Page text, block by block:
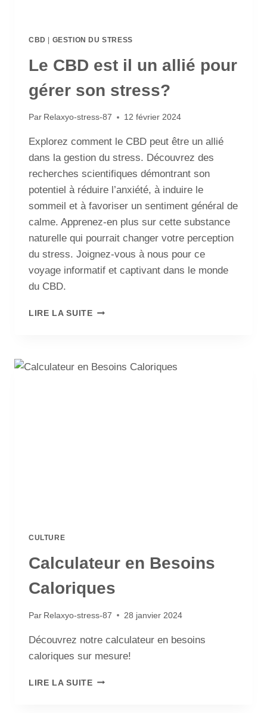
CBD | GESTION DU STRESS
Le CBD est il un allié pour
gérer son stress?
Par Relaxyo-stress-87 12 février 2024
Explorez comment le CBD peut être un allié
dans la gestion du stress. Découvrez des
recherches scientifiques démontrant son
potentiel à réduire l’anxiété, à induire le
sommeil et à favoriser un sentiment général de
calme. Apprenez-en plus sur cette substance
naturelle qui pourrait changer votre perception
du stress. Joignez-vous à nous pour ce
voyage informatif et captivant dans le monde
du CBD.
LIRE LA SUITE
CULTURE
Calculateur en Besoins
Caloriques
Par Relaxyo-stress-87 28 janvier 2024
Découvrez notre calculateur en besoins
caloriques sur mesure!
LIRE LA SUITE